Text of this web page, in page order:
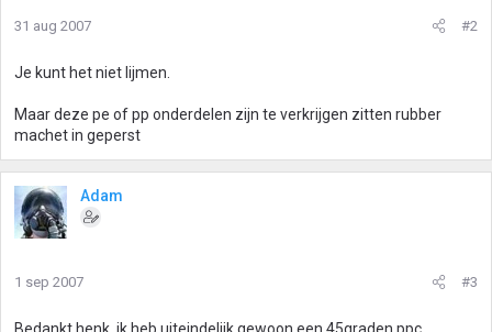
31 aug 2007 #2
Je kunt het niet lijmen.
Maar deze pe of pp onderdelen zijn te verkrijgen zitten rubber
machet in geperst
Adam
1 sep 2007 #3